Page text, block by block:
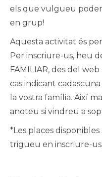
els que vulgueu
en grup!
Aquesta activitat és
Per inscriure-us, heu
FAMILIAR, des del
cas indicant
la vostra família. Així
anoteu si vindreu a
*Les places
trigueu en inscriure-